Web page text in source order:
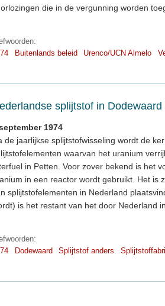
die in de vergunning worden
Buitenlands beleid Urenco/UCN Almelo
splijtstof in Dodewaard
1974
de jaarlijkse splijtstofwisseling wordt de
waarvan het uranium
in Petten. Voor zover bekend is het
in een reactor wordt gebruikt. Het is
splijtstofelementen in Nederland
is het restant van het door Nederland
Dodewaard Splijtstof anders